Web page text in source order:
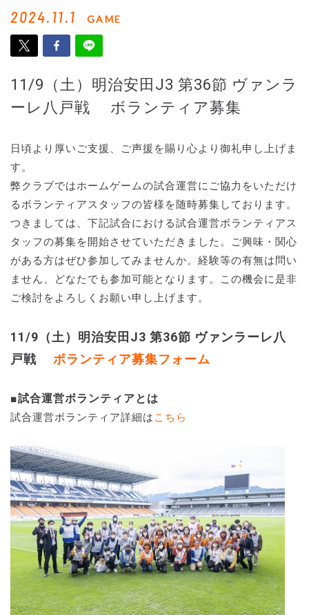
2024.11.1 GAME
11/9（土）明治安田J3 第36節 ヴァンラ
ーレ八戸戦 ボランティア募集
日頃より厚いご支援、ご声援を賜り心より御礼申し上げま
す。
弊クラブではホームゲームの試合運営にご協力をいただけ
るボランティアスタッフの皆様を随時募集しております。
つきましては、下記試合における試合運営ボランティアス
タッフの募集を開始させていただきました。ご興味・関心
がある方はぜひ参加してみませんか。経験等の有無は問い
ません、どなたでも参加可能となります。この機会に是非
ご検討をよろしくお願い申し上げます。
11/9（土）明治安田J3 第36節 ヴァンラーレ八
戸戦 ボランティア募集フォーム
■試合運営ボランティアとは
試合運営ボランティア詳細は こちら